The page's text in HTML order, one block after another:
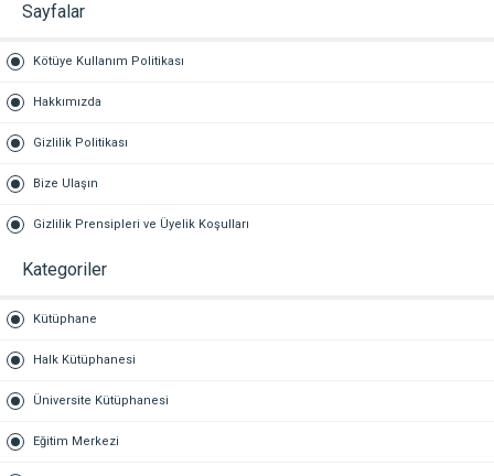
Sayfalar
Kötüye Kullanım Politikası
Hakkımızda
Gizlilik Politikası
Bize Ulaşın
Gizlilik Prensipleri ve Üyelik Koşulları
Kategoriler
Kütüphane
Halk Kütüphanesi
Üniversite Kütüphanesi
Eğitim Merkezi